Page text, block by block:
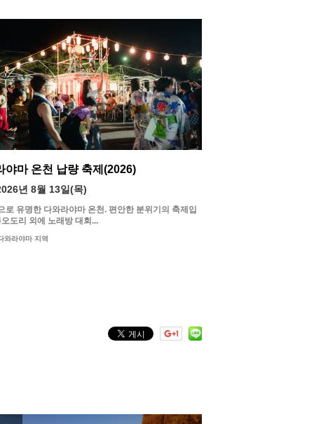
야마 온천 납량 축제(2026)
년 8월 13일(목)
로 유명한 다와라야마 온천. 편안한 분위기의 축제입
도리 외에 노래방 대회...
와라야마 지역